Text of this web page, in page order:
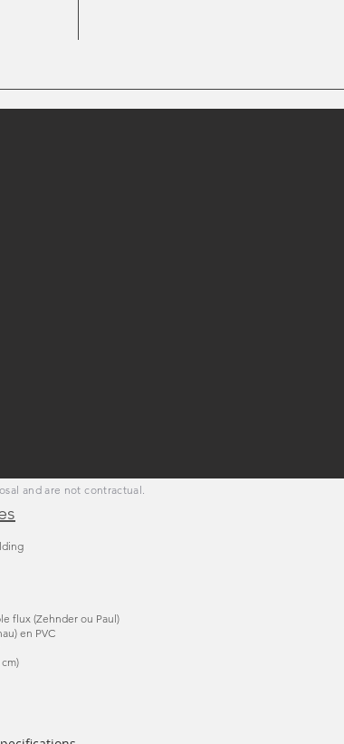
and are not contractual.
flux (Zehnder ou Paul)
en PVC